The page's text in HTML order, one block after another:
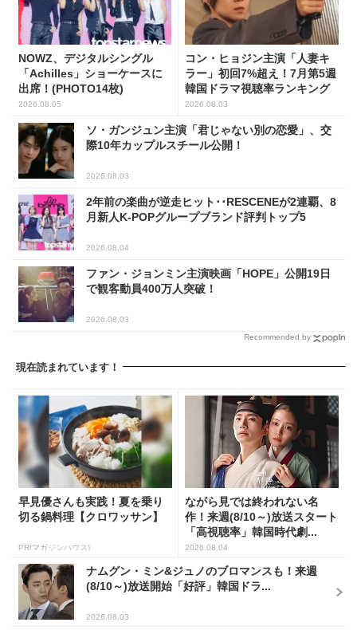
NOWZ、デジタルシングル
「Achilles」ショーケースに
出席！(PHOTO14枚)
2026.08.05
コン・ヒョジン主演「人妻キ
ラー」初回7%超え！7月第5週
韓国ドラマ視聴率ランキング
2026.08.03
ソ・ガンジュン主演「君じゃない別の恋愛」、交
際10年カップルスチール公開！
2026.08.03
2年前の楽曲が逆走ヒット･･RESCENEが2連覇、8
月新人K-POPグループブランド評判トップ5
2026.08.04
ファン・ジョンミン主演映画「HOPE」公開19日
で観客動員400万人突破！
2026.08.03
Recommended by
現在読まれています！
早見優さんも実践！夏を乗り
切る鍋料理【クロワッサン】
PR(マガジンハウス)
ながら見では終われない名
作！来週(8/10～)放送スタート
「高視聴率」韓国時代劇...
2026.08.04
ナムグン・ミン&ジュノのブロマンスも！来週
(8/10～)放送開始「好評」韓国ドラ...
2026.08.03